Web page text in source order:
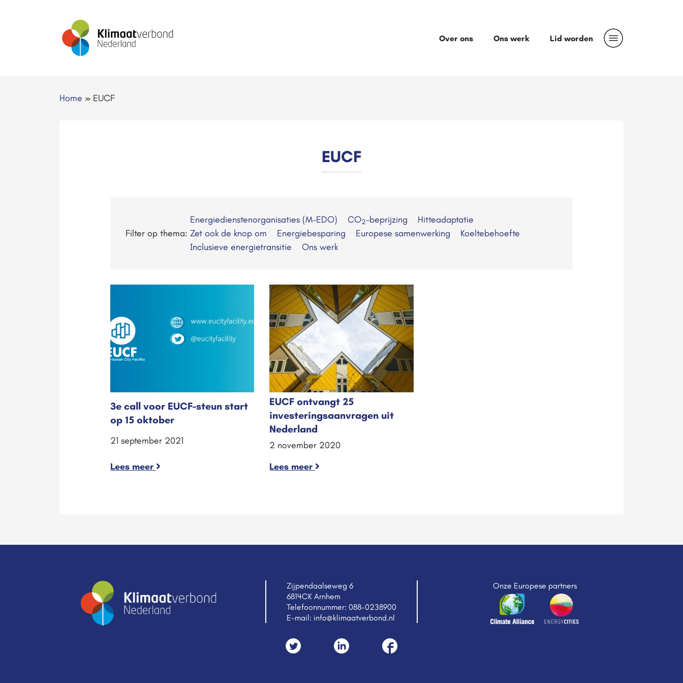
Over ons Ons werk Lid worden
Home » EUCF
EUCF
Filter op thema:
Energiedienstenorganisaties (M-EDO) CO2-beprijzing
Hitteadaptatie
Zet ook de knop om
Energiebesparing Europese samenwerking
Koeltebehoefte
Inclusieve energietransitie
Ons werk
3e call voor EUCF-steun start
op 15 oktober
21 september 2021
Lees meer
EUCF ontvangt 25
investeringsaanvragen uit
Nederland
2 november 2020
Lees meer
Zijpendaalseweg 6
6814CK Arnhem
Telefoonnummer: 088-0238900
E-mail: info@klimaatverbond.nl
Onze Europese partners